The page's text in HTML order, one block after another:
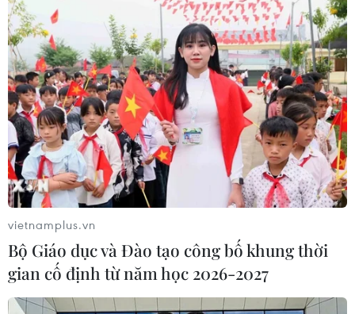
TIN CÙNG CHUYÊN MỤC
Cuộc tìm kiếm và vá lại những 'trái
vietnamplus.vn
Bộ Giáo dục và Đào tạo công bố khung thời
gian cố định từ năm học 2026-2027